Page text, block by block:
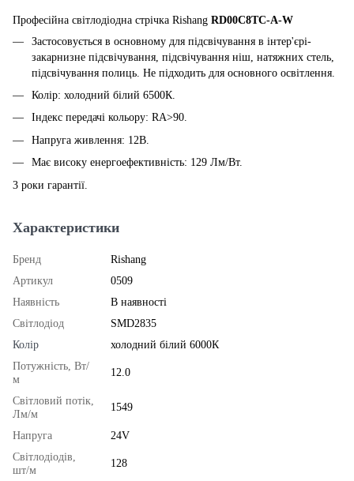
Професійна світлодіодна стрічка Rishang RD00C8TC-A-W
Застосовується в основному для підсвічування в інтер'єрі-
закарнизне підсвічування, підсвічування ніш, натяжних стель,
підсвічування полиць. Не підходить для основного освітлення.
Колір: холодний білий 6500К.
Індекс передачі кольору: RA>90.
Напруга живлення: 12В.
Має високу енергоефективність: 129 Лм/Вт.
3 роки гарантії.
Характеристики
Бренд
Rishang
Артикул
0509
Наявність
В наявності
Світлодіод
SMD2835
Колір
холодний білий 6000К
Потужність, Вт/
м
12.0
Світловий потік,
Лм/м
1549
Напруга
24V
Світлодіодів,
шт/м
128